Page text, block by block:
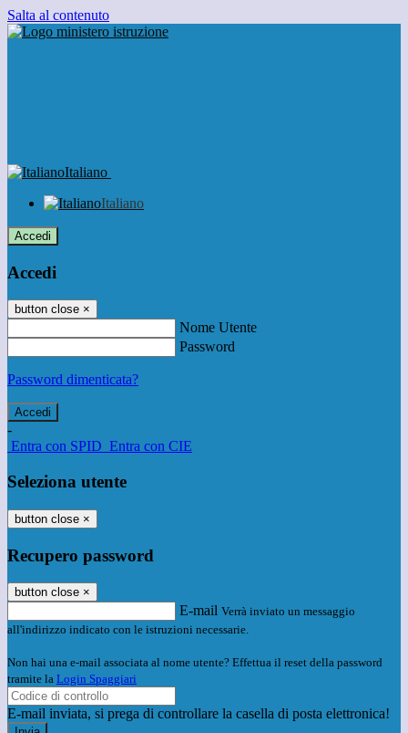
Salta al contenuto
Italiano
Italiano
Accedi
Accedi
button close ×
Nome Utente
Password
Password dimenticata?
-
Entra con SPID Entra con CIE
Seleziona utente
button close ×
Recupero password
button close ×
E-mail Verrà inviato un messaggio
all'indirizzo indicato con le istruzioni necessarie.
Non hai una e-mail associata al nome utente? Effettua il reset della password
tramite la Login Spaggiari
E-mail inviata, si prega di controllare la casella di posta elettronica!